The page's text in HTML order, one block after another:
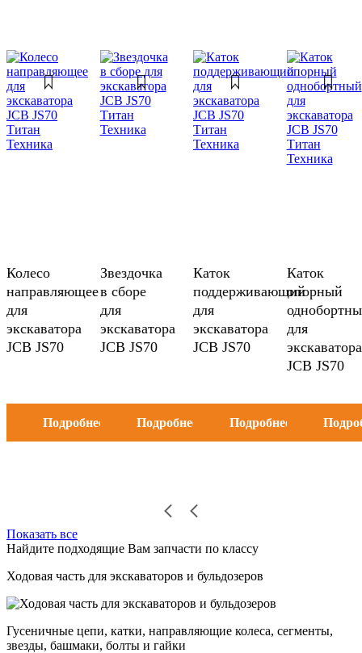
Колесо
направляющее
для
экскаватора
JCB JS70
Подробнее
Звездочка
в сборе
для
экскаватора
JCB JS70
Подробнее
Каток
поддерживающий
для
экскаватора
JCB JS70
Подробнее
Каток
опорный
для
экскаватора
JCB JS70
Показать все
Найдите подходящие Вам запчасти по классу
Ходовая часть для экскаваторов и бульдозеров
Гусеничные цепи, катки, направляющие колеса, сегменты,
звезды, башмаки, болты и гайки